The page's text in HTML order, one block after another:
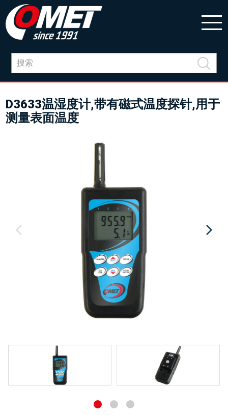
D3633温湿度计,带有磁式温度探针,用于
测量表面温度